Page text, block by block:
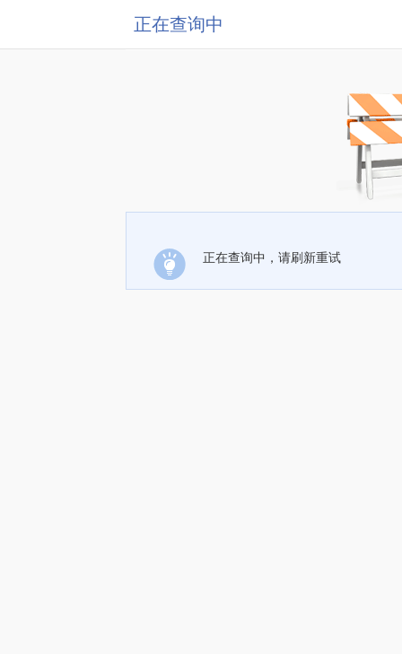
正在查询中
正在查询中，请刷新重试